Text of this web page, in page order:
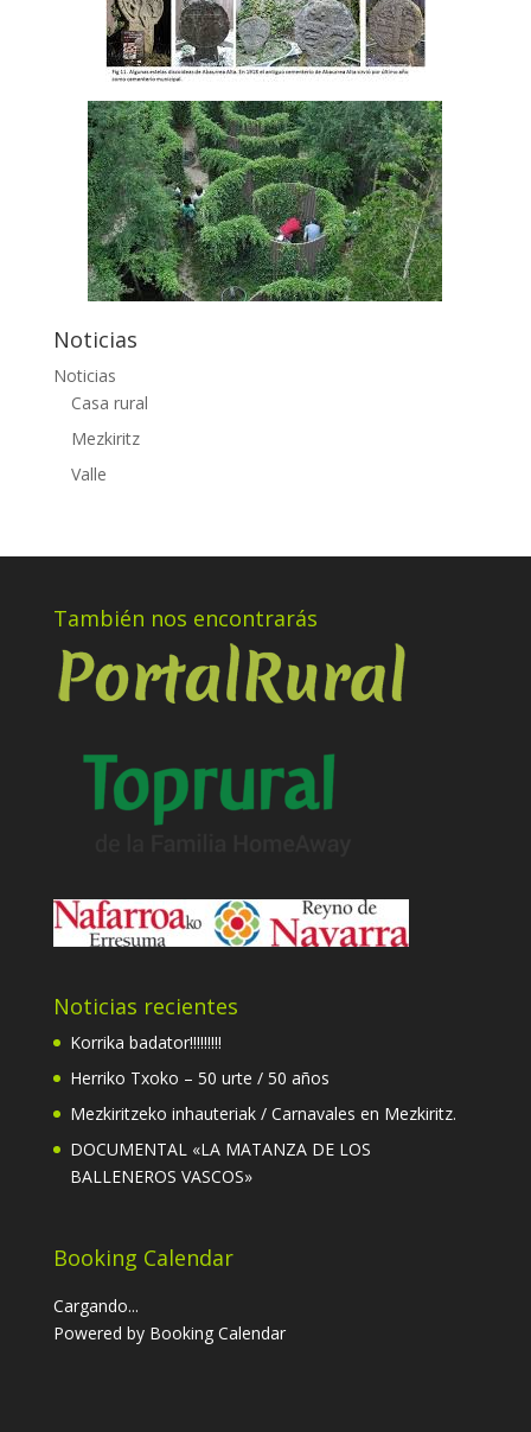
Noticias
Noticias
Casa rural
Mezkiritz
Valle
También nos encontrarás
Noticias recientes
Korrika badator!!!!!!!!!
Herriko Txoko – 50 urte / 50 años
Mezkiritzeko inhauteriak / Carnavales en Mezkiritz.
DOCUMENTAL «LA MATANZA DE LOS
BALLENEROS VASCOS»
Booking Calendar
Cargando...
Powered by Booking Calendar